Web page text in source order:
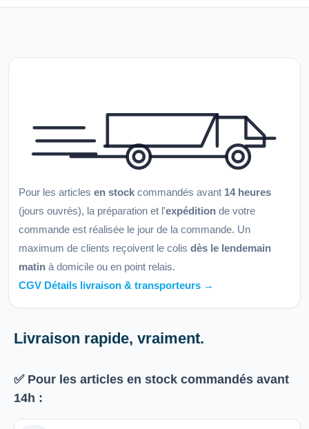
Pour les articles en stock commandés avant 14 heures
(jours ouvrés), la préparation et l'expédition de votre
commande est réalisée le jour de la commande. Un
maximum de clients reçoivent le colis dès le lendemain
matin à domicile ou en point relais.
CGV Détails livraison & transporteurs →
Livraison rapide, vraiment.
✅ Pour les articles en stock commandés avant
14h :